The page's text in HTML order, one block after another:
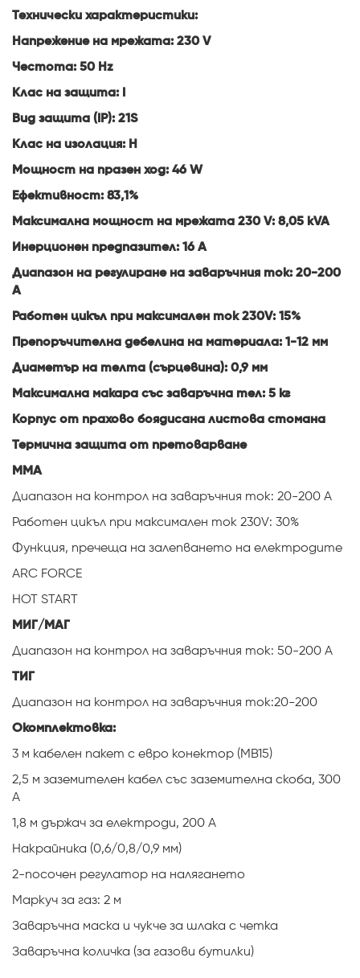
Технически характеристики:
Напрежение на мрежата: 230 V
Честота: 50 Hz
Клас на защита: I
Вид защита (IP): 21S
Клас на изолация: H
Мощност на празен ход: 46 W
Ефективност: 83,1%
Максимална мощност на мрежата 230 V: 8,05 kVA
Инерционен предпазител: 16 A
Диапазон на регулиране на заваръчния ток: 20-200
A
Работен цикъл при максимален ток 230V: 15%
Препоръчителна дебелина на материала: 1-12 мм
Диаметър на телта (сърцевина): 0,9 мм
Максимална макара със заваръчна тел: 5 кг
Корпус от прахово боядисана листова стомана
Термична защита от претоварване
ММА
Диапазон на контрол на заваръчния ток: 20-200 А
Работен цикъл при максимален ток 230V: 30%
Функция, пречеща на залепването на електродите
ARC FORCE
HOT START
МИГ/МАГ
Диапазон на контрол на заваръчния ток: 50-200 А
ТИГ
Диапазон на контрол на заваръчния ток:20-200
Окомплектовка:
3 м кабелен пакет с евро конектор (MB15)
2,5 м заземителен кабел със заземителна скоба, 300
A
1,8 м държач за електроди, 200 A
Накрайника (0,6/0,8/0,9 мм)
2-посочен регулатор на налягането
Маркуч за газ: 2 м
Заваръчна маска и чукче за шлака с четка
Заваръчна количка (за газови бутилки)